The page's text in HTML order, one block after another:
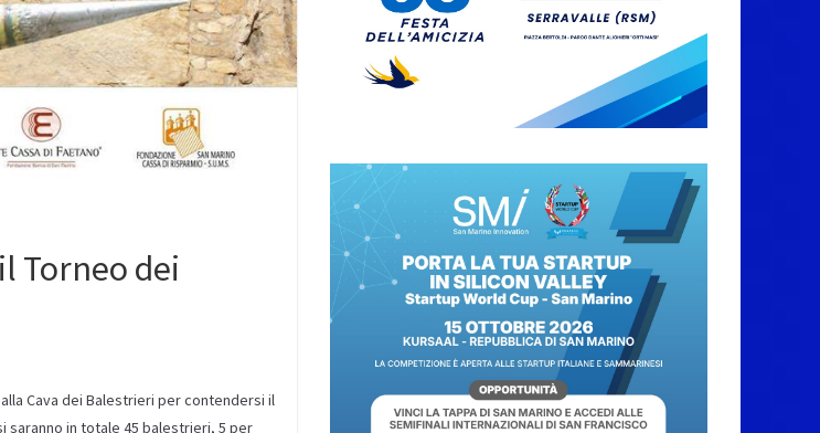
Torneo dei
Cava dei Balestrieri per contendersi il
saranno in totale 45 balestrieri, 5 per
San Marino, stop agli
abbruciamenti di
residui agricoli e
vegetali fino al 15
settembre. Previste
Caccuri celebra
Roberto Sergio:
cittadinanza onoraria,
chiavi della città e
premio alla carriera
7 Agosto 2026